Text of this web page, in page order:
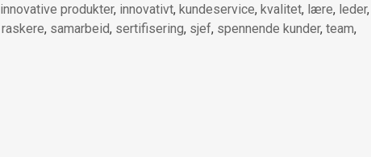
innovative produkter, innovativt, kundeservice, kvalitet, lære, leder,
raskere, samarbeid, sertifisering, sjef, spennende kunder, team,